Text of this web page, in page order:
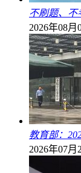
不刷题、
2026年08月
教育部：
2026年07月